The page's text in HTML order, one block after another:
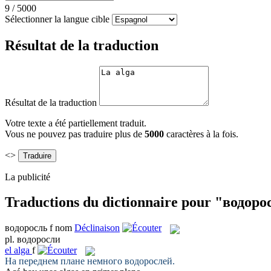
9 / 5000
Sélectionner la langue cible
Résultat de la traduction
Résultat de la traduction
Votre texte a été partiellement traduit.
Vous ne pouvez pas traduire plus de 5000 caractères à la fois.
<>
La publicité
Traductions du dictionnaire pour
водоросль f nom Déclinaison
pl. водоросли
el alga f
На переднем плане немного водорослей.